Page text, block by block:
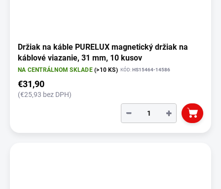
Držiak na káble PURELUX magnetický držiak na
káblové viazanie, 31 mm, 10 kusov
NA CENTRÁLNOM SKLADE(>10 KS) KÓD: HS15464-14586
€31,90
(€25,93 bez DPH)
+
−